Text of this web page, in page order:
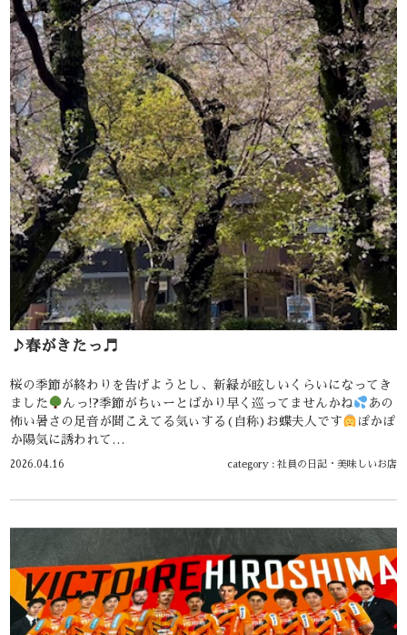
♪春がきたっ♬
桜の季節が終わりを告げようとし、新緑が眩しいくらいになってき
ました
んっ!?季節がちぃーとばかり早く巡ってませんかね
あの
怖い暑さの足音が聞こえてる気ぃする(自称)お蝶夫人です
ぽかぽ
か陽気に誘われて…
2026.04.16 category : 社員の日記・ 美味しいお店